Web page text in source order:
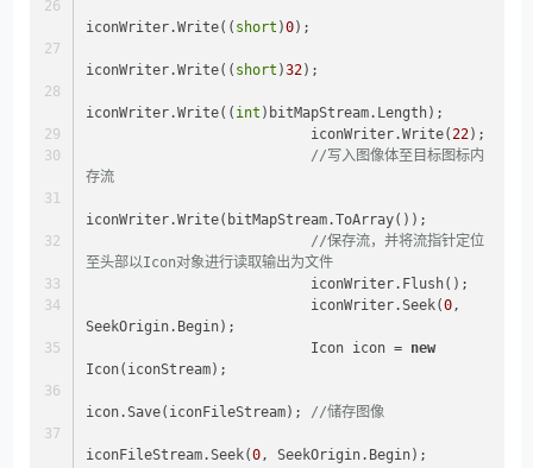
iconWriter.Write(( short )0);
iconWriter.Write(( short )32);
iconWriter.Write(( int )bitMapStream.Length);
                           iconWriter.Write(
22);
//写入图像体至目标图标内
存流
iconWriter.Write(bitMapStream.ToArray());
//保存流，并将流指针定位
至头部以Icon对象进行读取输出为文件
                           iconWriter.Flush();
                           iconWriter.Seek(
0,
SeekOrigin.Begin);
                           Icon icon =
new
Icon(iconStream);
icon.Save(iconFileStream); //储存图像
iconFileStream.Seek(0, SeekOrigin.Begin);